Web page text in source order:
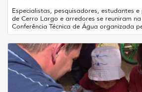
Especialistas, pesquisadores, estudantes
de Cerro Largo e arredores se reuniram
Conferência Técnica de Água organizada